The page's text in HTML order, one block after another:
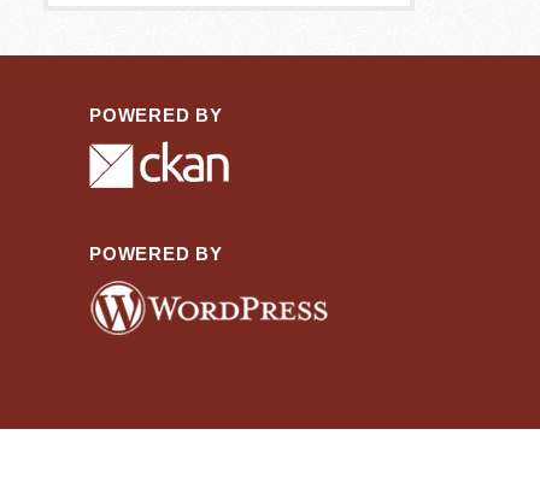
POWERED BY
POWERED BY